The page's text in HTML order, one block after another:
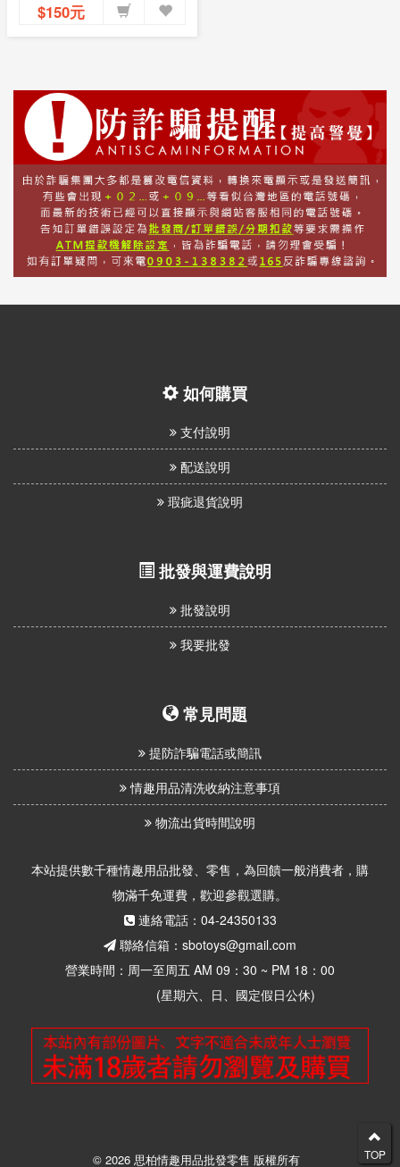
$150元
如何購買
支付說明
配送說明
瑕疵退貨說明
批發與運費說明
批發說明
我要批發
常見問題
提防詐騙電話或簡訊
情趣用品清洗收納注意事項
物流出貨時間說明
本站提供數千種情趣用品批發、零售，為回饋一般消費者，購
物滿千免運費，歡迎參觀選購。
連絡電話：04-24350133
聯絡信箱：sbotoys@gmail.com
營業時間：周一至周五 AM 09：30 ~ PM 18：00
(星期六、日、國定假日公休)
© 2026 思柏情趣用品批發零售 版權所有 TOP